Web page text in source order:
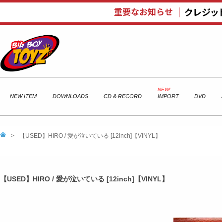
NEW ITEM DOWNLOADS CD & RECORD IMPORT DVD
> 【USED】HIRO / 愛が泣いている [12inch]【VINYL】
【USED】HIRO / 愛が泣いている [12inch]【VINYL】